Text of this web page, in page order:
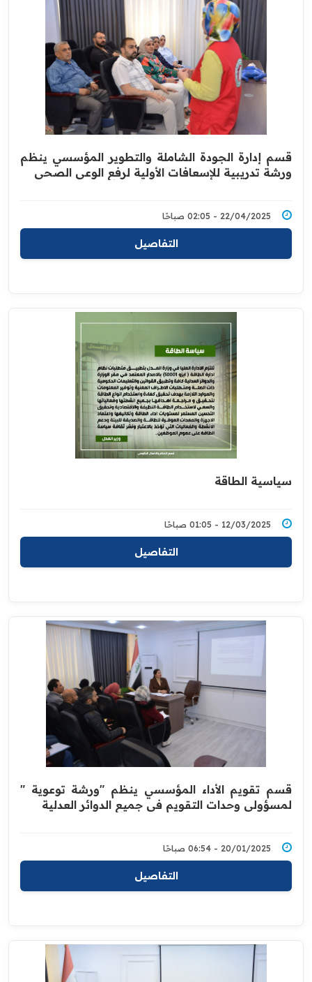
قسم إدارة الجودة الشاملة والتطوير المؤسسي ينظم
ورشة تدريبية للإسعافات الأولية لرفع الوعي الصحي
22/04/2025 - 02:05 صباحًا
التفاصيل
سياسية الطاقة
12/03/2025 - 01:05 صباحًا
التفاصيل
قسم تقويم الأداء المؤسسي ينظم "ورشة توعوية "
لمسؤولي وحدات التقويم في جميع الدوائر العدلية
20/01/2025 - 06:54 صباحًا
التفاصيل